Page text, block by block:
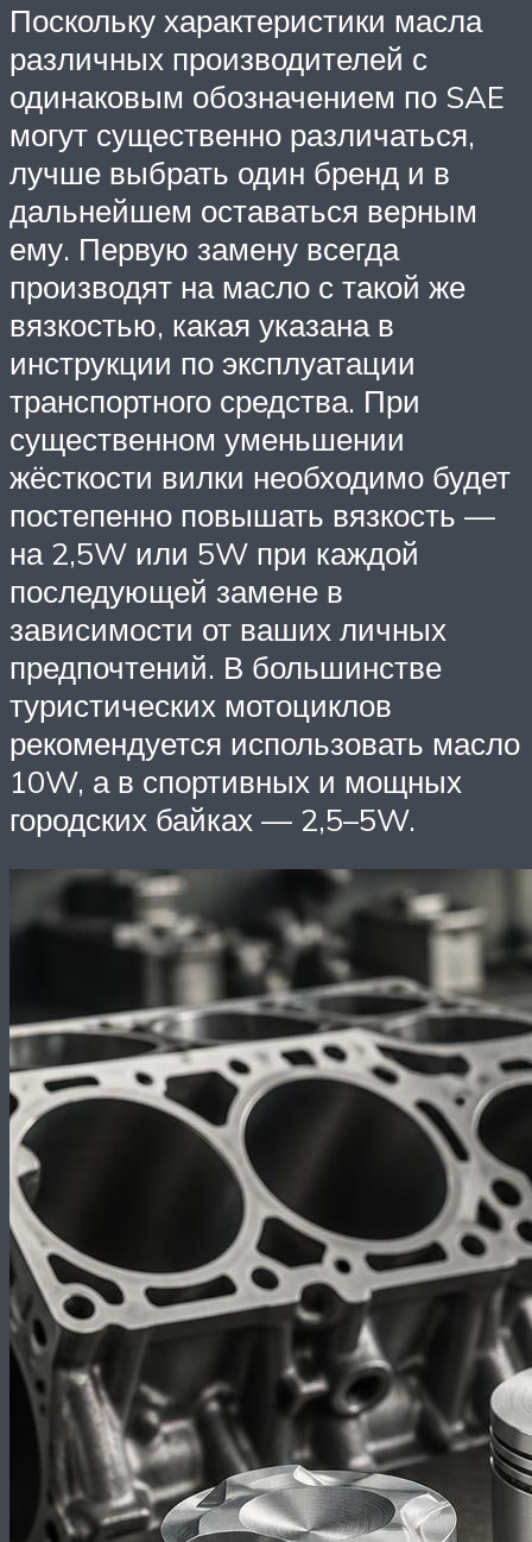
Поскольку характеристики масла
различных производителей с
одинаковым обозначением по SAE
могут существенно различаться,
лучше выбрать один бренд и в
дальнейшем оставаться верным
ему. Первую замену всегда
производят на масло с такой же
вязкостью, какая указана в
инструкции по эксплуатации
транспортного средства. При
существенном уменьшении
жёсткости вилки необходимо будет
постепенно повышать вязкость —
на 2,5W или 5W при каждой
последующей замене в
зависимости от ваших личных
предпочтений. В большинстве
туристических мотоциклов
рекомендуется использовать масло
10W, а в спортивных и мощных
городских байках — 2,5–5W.